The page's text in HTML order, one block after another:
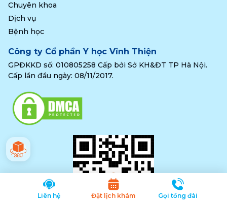
Chuyên khoa
Dịch vụ
Bệnh học
Công ty Cổ phần Y học Vĩnh Thiện
GPĐKKD số: 010805258 Cấp bởi Sở KH&ĐT TP Hà Nội.
Cấp lần đầu ngày: 08/11/2017.
Liên hệ Đặt lịch khám Gọi tổng đài